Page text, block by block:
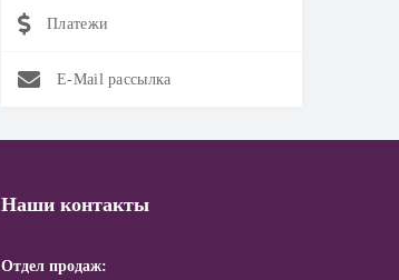
Платежи
E-Mail рассылка
Наши контакты
Отдел продаж: